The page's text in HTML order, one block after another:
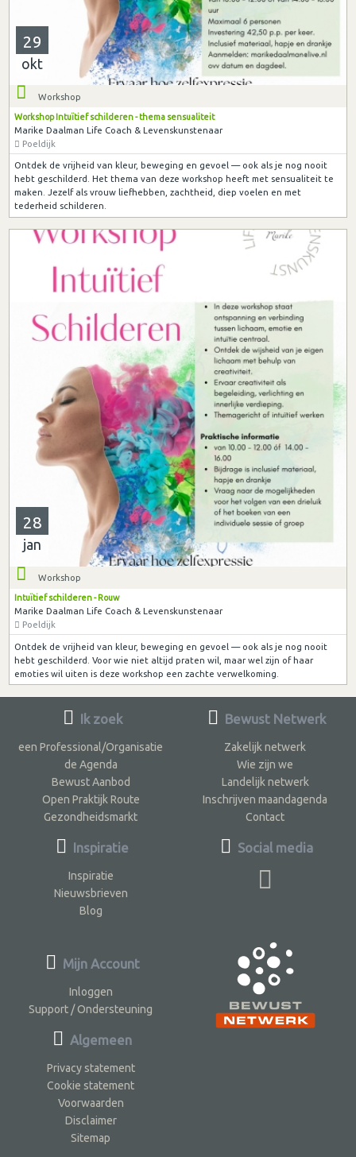
29
okt
Workshop
Workshop Intuïtief schilderen - thema sensualiteit
Marike Daalman Life Coach & Levenskunstenaar
Poeldijk
Ontdek de vrijheid van kleur, beweging en gevoel — ook als je nog nooit
hebt geschilderd. Het thema van deze workshop heeft met sensualiteit te
maken. Jezelf als vrouw liefhebben, zachtheid, diep voelen en met
tederheid schilderen.
28
jan
Workshop
Intuïtief schilderen - Rouw
Marike Daalman Life Coach & Levenskunstenaar
Poeldijk
Ontdek de vrijheid van kleur, beweging en gevoel — ook als je nog nooit
hebt geschilderd. Voor wie niet altijd praten wil, maar wel zijn of haar
emoties wil uiten is deze workshop een zachte verwelkoming.
Ik zoek
een Professional/Organisatie
de Agenda
Bewust Aanbod
Open Praktijk Route
Gezondheidsmarkt
Inspiratie
Inspiratie
Nieuwsbrieven
Blog
Bewust Netwerk
Zakelijk netwerk
Wie zijn we
Landelijk netwerk
Inschrijven maandagenda
Contact
Social media
Mijn Account
Inloggen
Support / Ondersteuning
Algemeen
Privacy statement
Cookie statement
Voorwaarden
Disclaimer
Sitemap